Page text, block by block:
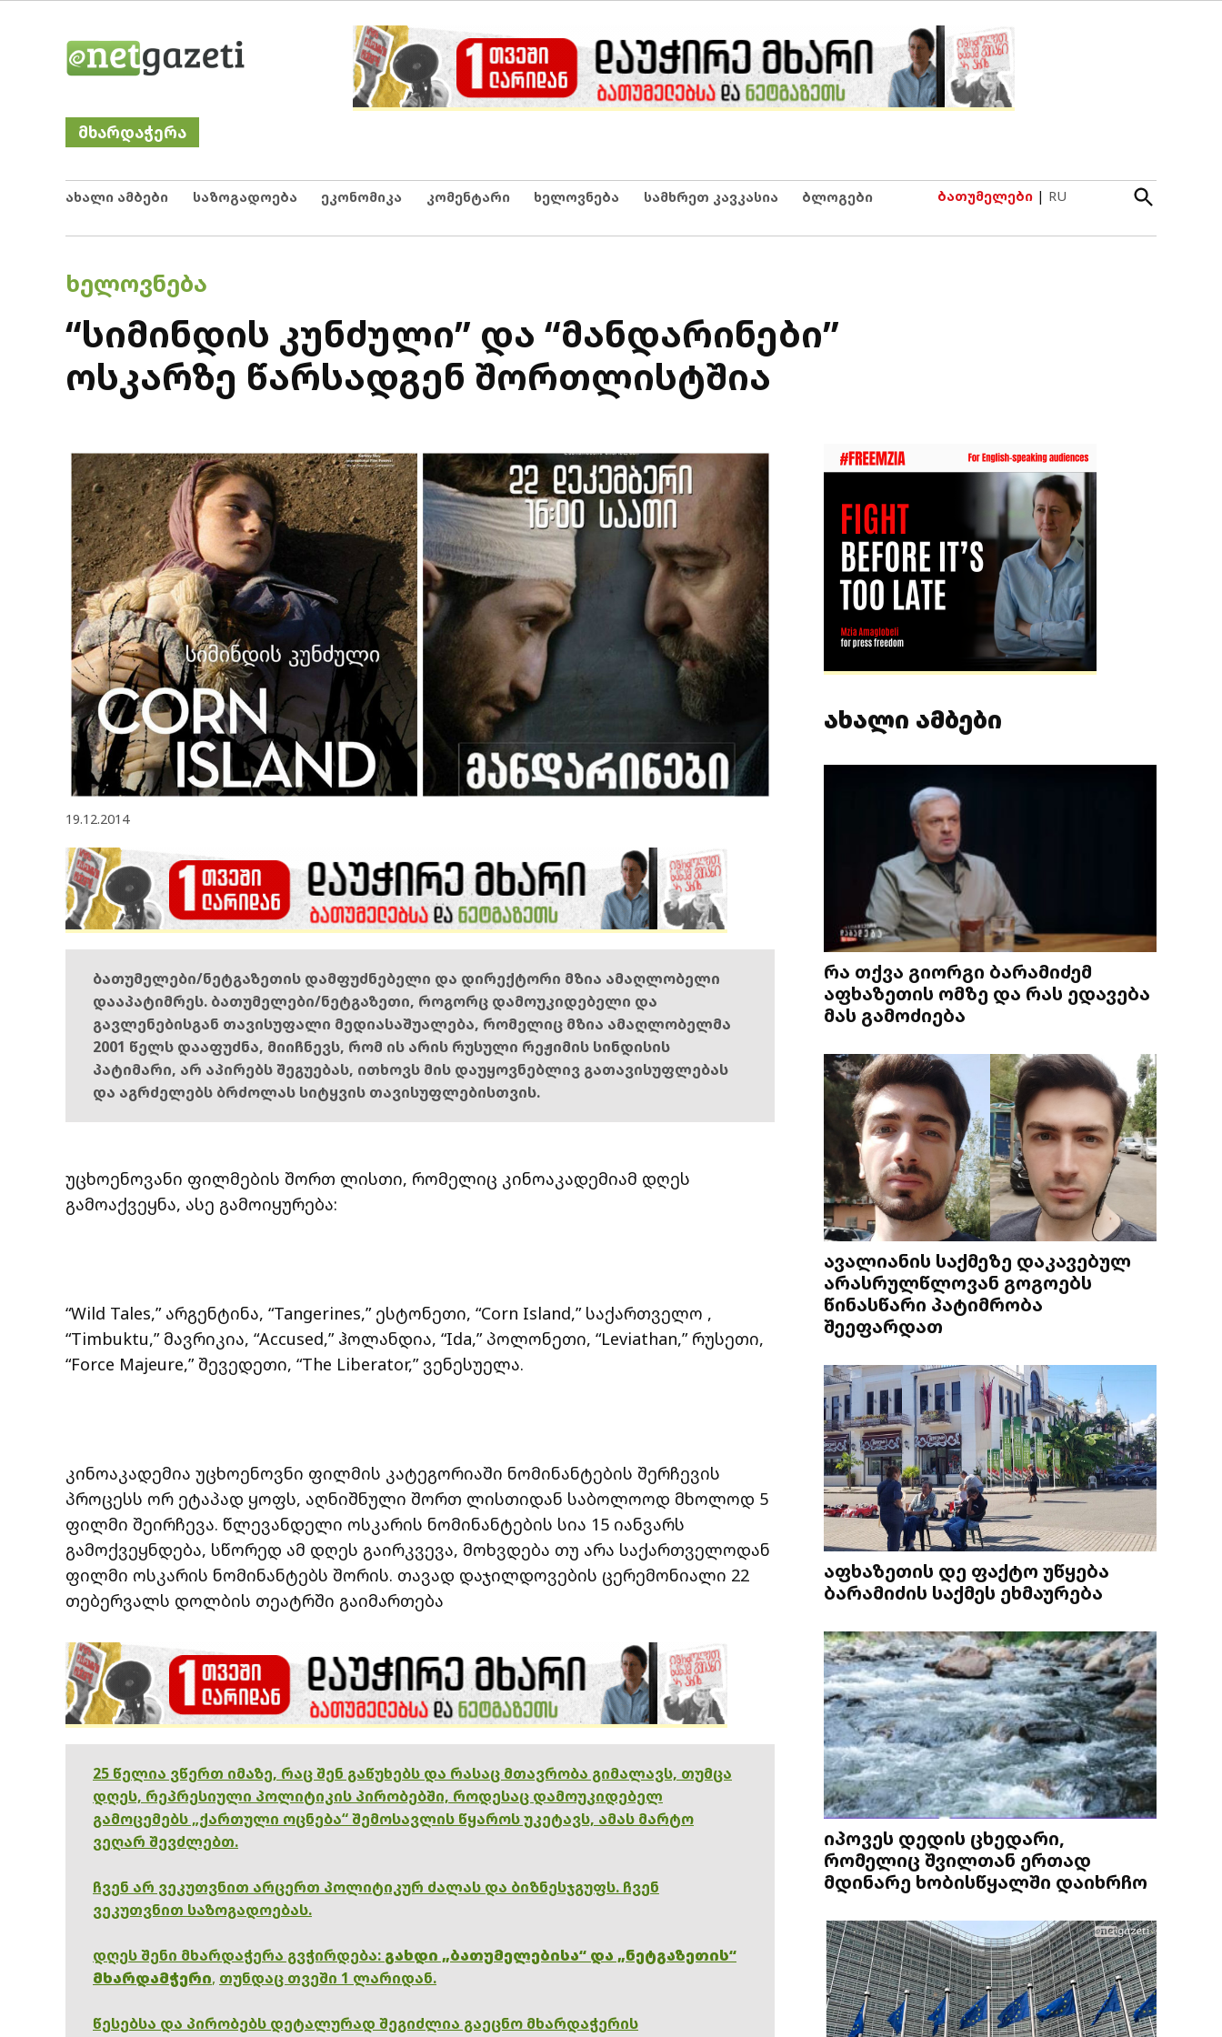
Netgazeti
მხარდაჭერა
ახალი ამბები საზოგადოება ეკონომიკა კომენტარი ხელოვნება სამხრეთ კავკასია ბლოგები ბათუმელები | RU
Open
Search
POSTED
ᲮᲔᲚᲝᲕᲜᲔᲑᲐ
“სიმინდის კუნძული” და “მანდარინები”
ოსკარზე წარსადგენ შორთლისტშია
19.12.2014
ბათუმელები/ნეტგაზეთის დამფუძნებელი და დირექტორი მზია ამაღლობელი
დააპატიმრეს. ბათუმელები/ნეტგაზეთი, როგორც დამოუკიდებელი და
გავლენებისგან თავისუფალი მედიასაშუალება, რომელიც მზია ამაღლობელმა
2001 წელს დააფუძნა, მიიჩნევს, რომ ის არის რუსული რეჟიმის სინდისის
პატიმარი, არ აპირებს შეგუებას, ითხოვს მის დაუყოვნებლივ გათავისუფლებას
და აგრძელებს ბრძოლას სიტყვის თავისუფლებისთვის.
უცხოენოვანი ფილმების შორთ ლისთი, რომელიც კინოაკადემიამ დღეს
გამოაქვეყნა, ასე გამოიყურება:
“Wild Tales,” არგენტინა, “Tangerines,” ესტონეთი, “Corn Island,” საქართველო ,
“Timbuktu,” მავრიკია, “Accused,” ჰოლანდია, “Ida,” პოლონეთი, “Leviathan,” რუსეთი,
“Force Majeure,” შევედეთი, “The Liberator,” ვენესუელა.
კინოაკადემია უცხოენოვნი ფილმის კატეგორიაში ნომინანტების შერჩევის
პროცესს ორ ეტაპად ყოფს, აღნიშნული შორთ ლისთიდან საბოლოოდ მხოლოდ 5
ფილმი შეირჩევა. წლევანდელი ოსკარის ნომინანტების სია 15 იანვარს
გამოქვეყნდება, სწორედ ამ დღეს გაირკვევა, მოხვდება თუ არა საქართველოდან
ფილმი ოსკარის ნომინანტებს შორის. თავად დაჯილდოვების ცერემონიალი 22
თებერვალს დოლბის თეატრში გაიმართება
25 წელია ვწერთ იმაზე, რაც შენ გაწუხებს და რასაც მთავრობა გიმალავს, თუმცა
დღეს, რეპრესიული პოლიტიკის პირობებში, როდესაც დამოუკიდებელ
გამოცემებს „ქართული ოცნება“ შემოსავლის წყაროს უკეტავს, ამას მარტო
ვეღარ შევძლებთ.
ჩვენ არ ვეკუთვნით არცერთ პოლიტიკურ ძალას და ბიზნესჯგუფს. ჩვენ
ვეკუთვნით საზოგადოებას.
დღეს შენი მხარდაჭერა გვჭირდება: გახდი „ბათუმელებისა“ და „ნეტგაზეთის“
მხარდამჭერი, თუნდაც თვეში 1 ლარიდან.
წესებსა და პირობებს დეტალურად შეგიძლია გაეცნო მხარდაჭერის
ახალი ამბები
რა თქვა გიორგი ბარამიძემ
აფხაზეთის ომზე და რას ედავება
მას გამოძიება
ავალიანის საქმეზე დაკავებულ
არასრულწლოვან გოგოებს
წინასწარი პატიმრობა
შეეფარდათ
აფხაზეთის დე ფაქტო უწყება
ბარამიძის საქმეს ეხმაურება
იპოვეს დედის ცხედარი,
რომელიც შვილთან ერთად
მდინარე ხობისწყალში დაიხრჩო